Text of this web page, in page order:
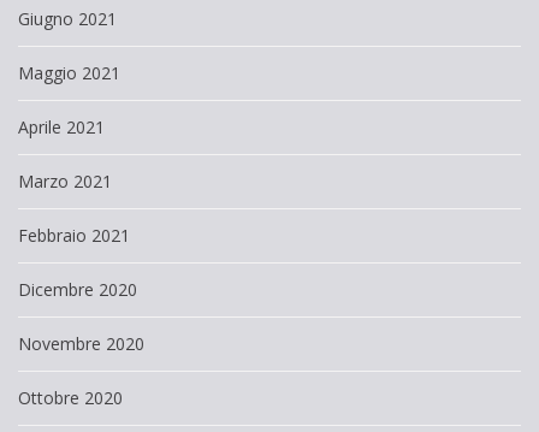
Giugno 2021
Maggio 2021
Aprile 2021
Marzo 2021
Febbraio 2021
Dicembre 2020
Novembre 2020
Ottobre 2020